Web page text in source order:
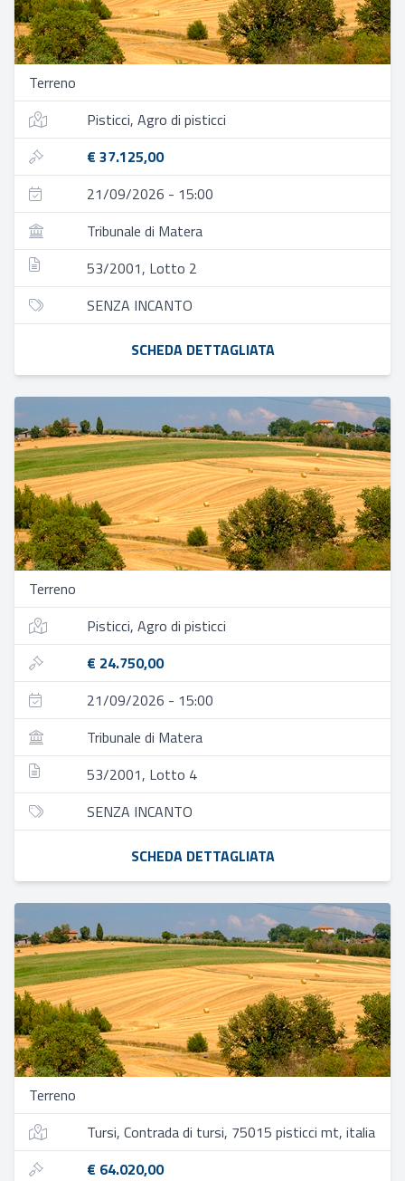
Terreno
Pisticci, Agro di pisticci
€ 37.125,00
21/09/2026 - 15:00
Tribunale di Matera
53/2001, Lotto 2
SENZA INCANTO
SCHEDA DETTAGLIATA
Terreno
Pisticci, Agro di pisticci
€ 24.750,00
21/09/2026 - 15:00
Tribunale di Matera
53/2001, Lotto 4
SENZA INCANTO
SCHEDA DETTAGLIATA
Terreno
Tursi, Contrada di tursi, 75015 pisticci mt, italia
€ 64.020,00